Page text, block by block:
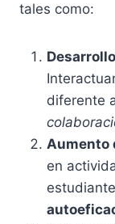
tales como:
diferente
Aumento
en